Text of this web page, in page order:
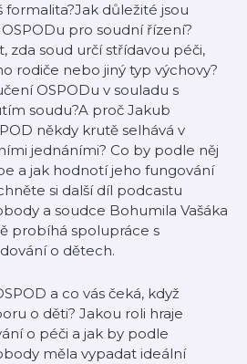
důležité jsou
pro soudní řízení?
zda soud určí střídavou péči,
rodiče nebo jiný typ výchovy?
OSPODu v souladu s
soudu?A proč Jakub
někdy krutě selhává v
jednáními? Co by podle něj
a jak hodnotí jeho fungování
si další díl podcastu
a soudce Bohumila Vašáka
probíhá spolupráce s
o dětech.
a co vás čeká, když
o děti? Jakou roli hraje
o péči a jak by podle
měla vypadat ideální